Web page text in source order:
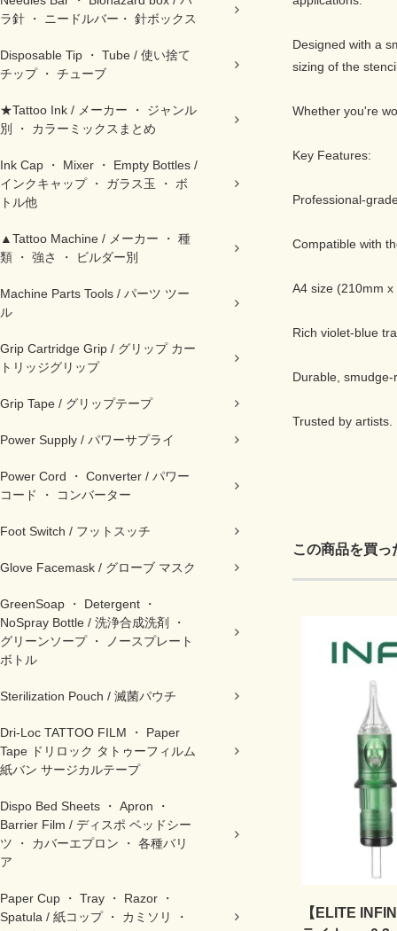
ラ針 ・ ニードルバー・ 針ボックス
Disposable Tip ・ Tube / 使い捨て
チップ ・ チューブ
★Tattoo Ink / メーカー ・ ジャンル
別 ・ カラーミックスまとめ
Ink Cap ・ Mixer ・ Empty Bottles /
インクキャップ ・ ガラス玉 ・ ボ
トル他
▲Tattoo Machine / メーカー ・ 種
類 ・ 強さ ・ ビルダー別
Machine Parts Tools / パーツ ツー
ル
Grip Cartridge Grip / グリップ カー
トリッジグリップ
Grip Tape / グリップテープ
Power Supply / パワーサプライ
Power Cord ・ Converter / パワー
コード ・ コンバーター
Foot Switch / フットスッチ
Glove Facemask / グローブ マスク
GreenSoap ・ Detergent ・
NoSpray Bottle / 洗浄合成洗剤 ・
グリーンソープ ・ ノースプレート
ボトル
Sterilization Pouch / 滅菌パウチ
Dri-Loc TATTOO FILM ・ Paper
Tape ドリロック タトゥーフィルム
紙バン サージカルテープ
Dispo Bed Sheets ・ Apron ・
Barrier Film / ディスポ ベッドシー
ツ ・ カバーエプロン ・ 各種バリ
ア
Paper Cup ・ Tray ・ Razor ・
Spatula / 紙コップ ・ カミソリ ・
Designed with a
sizing of the
Whether you're
Key Features:
Professional-
Compatible with
A4 size (210mm
Rich violet-blue
Durable,
Trusted by artists.
この商品を買
【ELITE